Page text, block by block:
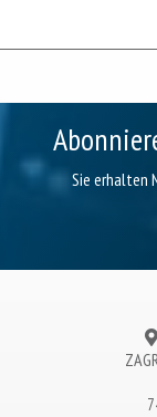
Sie erhalten